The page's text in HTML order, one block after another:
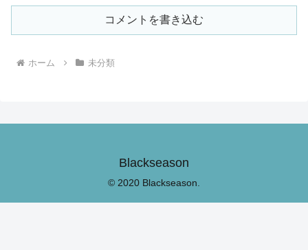
コメントを書き込む
ホーム 未分類
Blackseason
© 2020 Blackseason.